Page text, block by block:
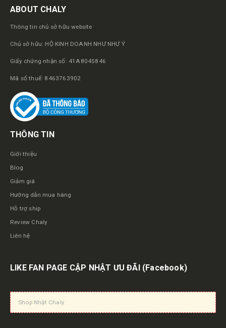
ABOUT CHALY
Thông tin chủ sở hữu website
Chủ sở hữu: HỘ KINH DOANH NHƯ NHƯ Ý
Giấy chứng nhận số: 41A8045846
Mã số thuế: 8463763902
THÔNG TIN
Giới thiệu
Blog
Giảm giá
Hướng dẫn mua hàng
Hỗ trợ ship
Review Chaly
Liên hệ
LIKE FAN PAGE CẬP NHẬT ƯU ĐÃI (Facebook)
Shop Nhật Chaly